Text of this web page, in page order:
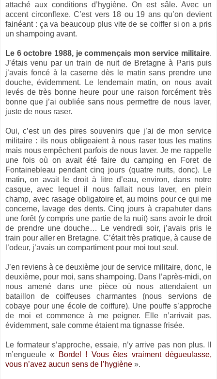
attaché aux conditions d’hygiène. On est sâle. Avec un
accent circonflexe. C’est vers 18 ou 19 ans qu’on devient
fainéant : ça va beaucoup plus vite de se coiffer si on a pris
un shampoing avant.
Le 6 octobre 1988, je commençais mon service militaire.
J’étais venu par un train de nuit de Bretagne à Paris puis
j’avais foncé à la caserne dès le matin sans prendre une
douche, évidemment. Le lendemain matin, on nous avait
levés de très bonne heure pour une raison forcément très
bonne que j’ai oubliée sans nous permettre de nous laver,
juste de nous raser.
Oui, c’est un des pires souvenirs que j’ai de mon service
militaire : ils nous obligeaient à nous raser tous les matins
mais nous empêchent parfois de nous laver. Je me rappelle
une fois où on avait été faire du camping en Foret de
Fontainebleau pendant cinq jours (quatre nuits, donc). Le
matin, on avait le droit à litre d’eau, environ, dans notre
casque, avec lequel il nous fallait nous laver, en plein
champ, avec rasage obligatoire et, au moins pour ce qui me
concerne, lavage des dents. Cinq jours à crapahuter dans
une forêt (y compris une partie de la nuit) sans avoir le droit
de prendre une douche… Le vendredi soir, j’avais pris le
train pour aller en Bretagne. C’était très pratique, à cause de
l’odeur, j’avais un compartiment pour moi tout seul.
J’en reviens à ce deuxième jour de service militaire, donc, le
deuxième, pour moi, sans shampoing. Dans l’après-midi, on
nous amené dans une pièce où nous attendaient un
bataillon de coiffeuses charmantes (nous servions de
cobaye pour une école de coiffure). Une pouffe s’approche
de moi et commence à me peigner. Elle n’arrivait pas,
évidemment, sale comme étaient ma tignasse frisée.
Le formateur s’approche, essaie, n’y arrive pas non plus. Il
m’engueule «
Bordel ! Vous êtes vraiment dégueulasse,
vous n’avez aucun sens de l’hygiène ».